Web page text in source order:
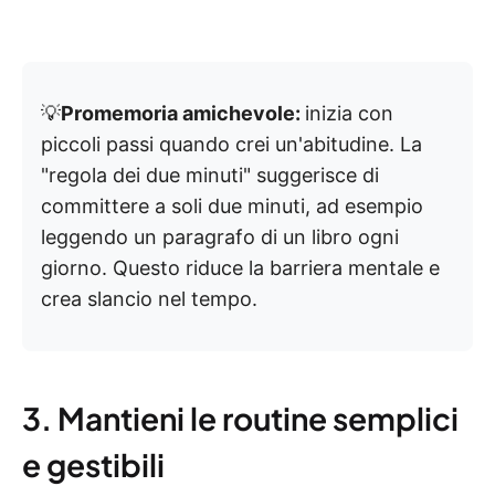
💡Promemoria amichevole: inizia con
piccoli passi quando crei un'abitudine. La
"regola dei due minuti" suggerisce di
committere a soli due minuti, ad esempio
leggendo un paragrafo di un libro ogni
giorno. Questo riduce la barriera mentale e
crea slancio nel tempo.
3. Mantieni le routine semplici
e gestibili